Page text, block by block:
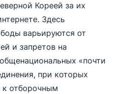
Кореей за их
Здесь
варьируются от
и запретов на
«почти
при которых
к отборочным